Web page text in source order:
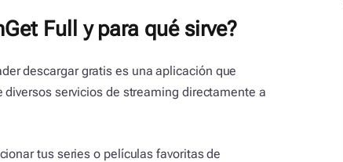
Full y para qué sirve?
descargar gratis es una aplicación que
servicios de streaming directamente a
tus series o películas favoritas de